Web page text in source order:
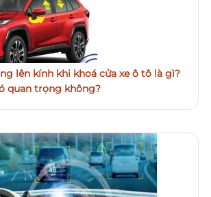
lên kính khi khoá cửa xe ô tô là gì?
quan trọng không?